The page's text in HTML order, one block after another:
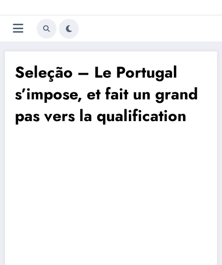
au
contenu
Trivela
L'actualité du football
Seleção – Le Portugal
s’impose, et fait un grand
pas vers la qualification